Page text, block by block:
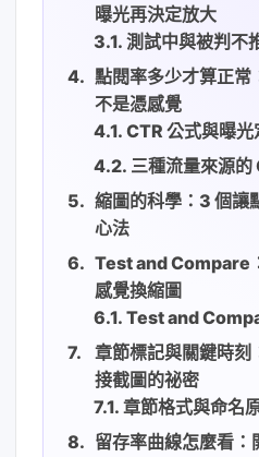
曝光再決定放大
測試中與被判不
點閱率多少才算正常
不是憑感覺
CTR 公式與曝光
三種流量來源的
縮圖的科學：3 個讓
心法
Test and Compare
感覺換縮圖
Test and
章節標記與關鍵時
接截圖的祕密
章節格式與命名
留存率曲線怎麼看